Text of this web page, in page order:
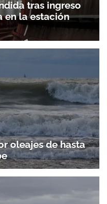
tras ingreso
en la estación
oleajes de hasta